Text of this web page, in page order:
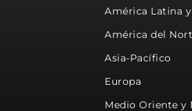
América Latina
América del
Asia-Pacífico
Europa
Medio Oriente y